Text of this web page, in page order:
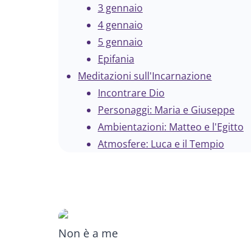
3 gennaio
4 gennaio
5 gennaio
Epifania
Meditazioni sull'Incarnazione
Incontrare Dio
Personaggi: Maria e Giuseppe
Ambientazioni: Matteo e l'Egitto
Atmosfere: Luca e il Tempio
Non è a me